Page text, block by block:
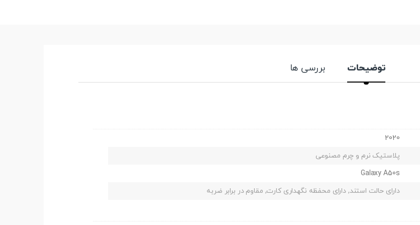
توضیحات بررسی ها
2020
پلاستیک نرم و چرم مصنوعی
Galaxy A50s
دارای حالت استند, دارای محفظه نگهداری کارت, مقاوم در برابر ضربه